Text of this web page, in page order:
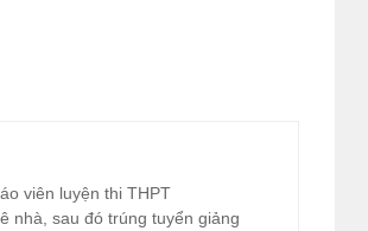
viên luyện thi THPT
nhà, sau đó trúng tuyển giảng